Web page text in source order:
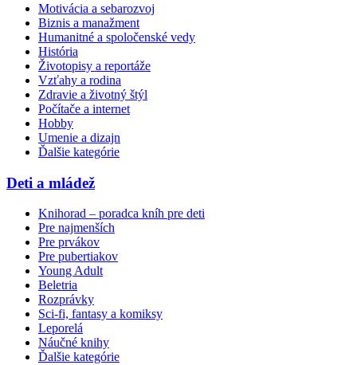
Motivácia a sebarozvoj
Biznis a manažment
Humanitné a spoločenské vedy
História
Životopisy a reportáže
Vzťahy a rodina
Zdravie a životný štýl
Počítače a internet
Hobby
Umenie a dizajn
Ďalšie kategórie
Deti a mládež
Knihorad – poradca kníh pre deti
Pre najmenších
Pre prvákov
Pre pubertiakov
Young Adult
Beletria
Rozprávky
Sci-fi, fantasy a komiksy
Leporelá
Náučné knihy
Ďalšie kategórie